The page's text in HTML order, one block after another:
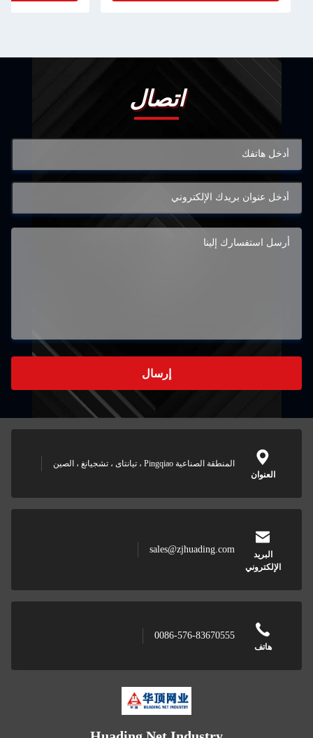
اتصال
إرسال
العنوان
المنطقة الصناعية Pingqiao ، تيانتاى ، تشجيانغ ، الصين
البريد
الإلكتروني
sales@zjhuading.com
هاتف
0086-576-83670555